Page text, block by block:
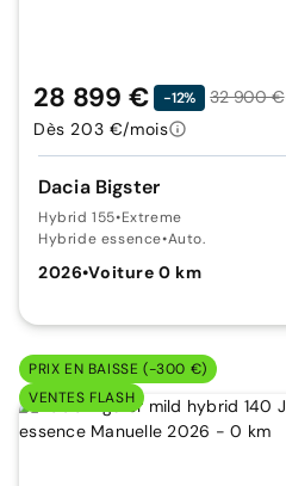
Dacia Bigster
Hybrid 155•Extreme
Hybride essence•Auto.
2026•Voiture 0 km
28 899 € -12%
32 900 €
Dès 203 €/mois
PRIX EN BAISSE (-300 €)
VENTES FLASH